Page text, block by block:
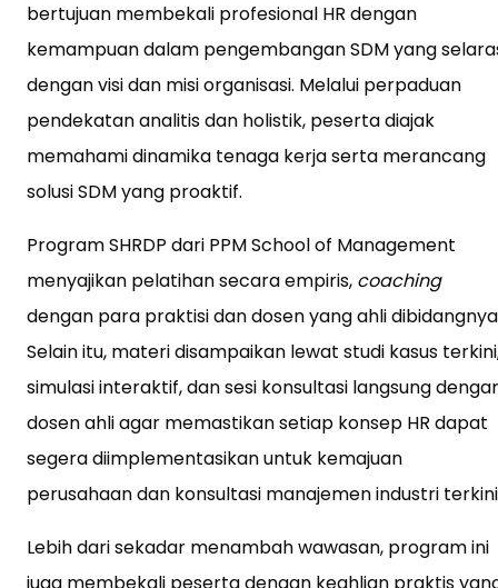
bertujuan membekali profesional HR dengan
kemampuan dalam pengembangan SDM yang
dengan visi dan misi organisasi. Melalui perpaduan
pendekatan analitis dan holistik, peserta diajak
memahami dinamika tenaga kerja serta merancang
solusi SDM yang proaktif.
Program SHRDP dari PPM School of Management
menyajikan pelatihan secara empiris, coaching
dengan para praktisi dan dosen yang ahli
Selain itu, materi disampaikan lewat studi kasus
simulasi interaktif, dan sesi konsultasi langsung
dosen ahli agar memastikan setiap konsep HR dapat
segera diimplementasikan untuk kemajuan
perusahaan dan konsultasi manajemen industri
Lebih dari sekadar menambah wawasan, program ini